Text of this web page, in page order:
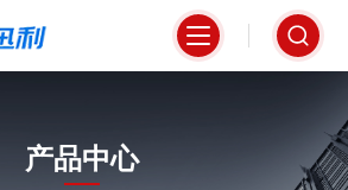
产品中心